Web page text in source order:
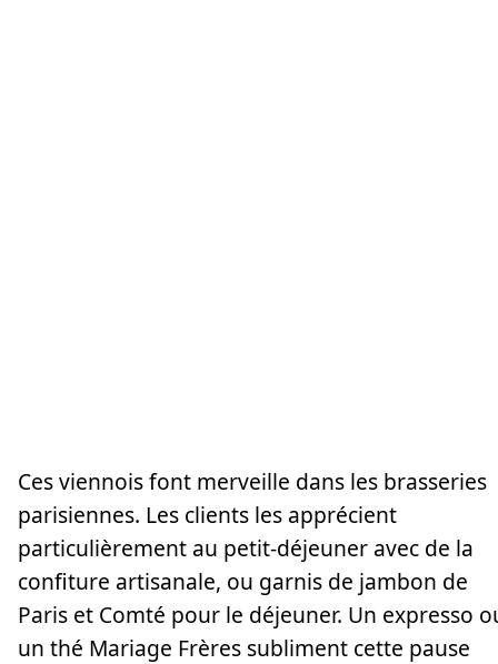
Ces viennois font merveille dans les brasseries
parisiennes. Les clients les apprécient
particulièrement au petit-déjeuner avec de la
confiture artisanale, ou garnis de jambon de
Paris et Comté pour le déjeuner. Un expresso
un thé Mariage Frères subliment cette pause